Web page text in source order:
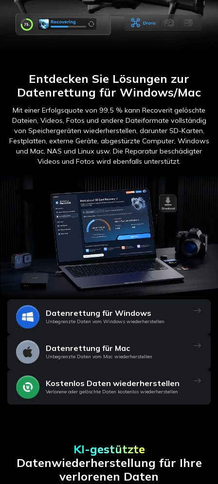
Entdecken Sie Lösungen zur
Datenrettung für Windows/Mac
Mit einer Erfolgsquote von 99,5 % kann Recoverit gelöschte
Dateien, Videos, Fotos und andere Dateiformate vollständig
von Speichergeräten wiederherstellen, darunter SD-Karten,
Festplatten, externe Geräte, abgestürzte Computer, Windows
und Mac, NAS und Linux usw. Die Reparatur beschädigter
Videos und Fotos wird ebenfalls unterstützt.
Datenrettung für Windows
Unbegrenzte Daten vom Windows wiederherstellen
Datenrettung für Mac
Unbegrenzte Daten vom Mac wiederherstellen
Kostenlos Daten wiederherstellen
Verlorene oder gelöschte Daten kostenlos wiederherstellen
KI-gestützte
Datenwiederherstellung für Ihre
verlorenen Daten